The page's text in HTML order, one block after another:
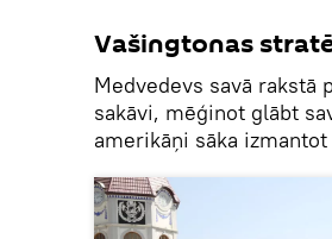
Vašingtonas
Medvedevs savā rakstā
sakāvi, mēģinot glābt
amerikāņi sāka